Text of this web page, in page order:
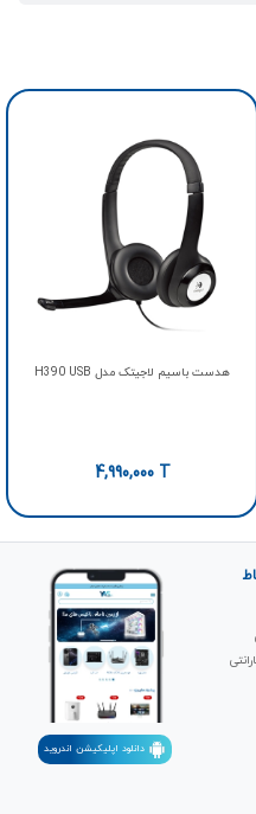
هدست باسیم لاجیتک مدل H390 USB
4,990,000T
دانلود اپلیکیشن اندروید